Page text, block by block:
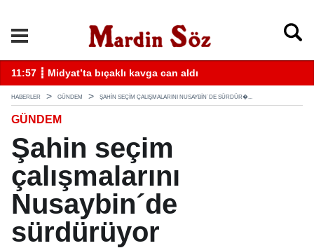
11:57 ┋ Midyat’ta bıçaklı kavga can aldı
HABERLER GÜNDEM ŞAHIN SEÇIM ÇALIŞMALARINI NUSAYBIN´DE SÜRDÜR�...
GÜNDEM
Şahin seçim
çalışmalarını
Nusaybin´de
sürdürüyor